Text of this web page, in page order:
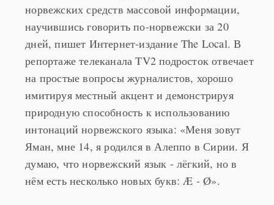
норвежских средств массовой информации,
научившись говорить по-норвежски за 20
дней, пишет Интернет-издание The Local. В
репортаже телеканала TV2 подросток отвечает
на простые вопросы журналистов, хорошо
имитируя местный акцент и демонстрируя
природную способность к использованию
интонаций норвежского языка: «Меня зовут
Яман, мне 14, я родился в Алеппо в Сирии. Я
думаю, что норвежский язык - лёгкий, но в
нём есть несколько новых букв: Æ - Ø».